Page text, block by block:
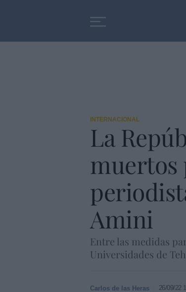
INTERNACIONAL
La
muertos
Amini
Entre las medidas
Universidades de
Carlos de las Heras 26/09/22